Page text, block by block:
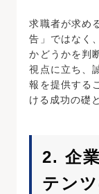
求職者が求め
告」ではなく
かどうかを判
視点に立ち、
報を提供する
ける成功の礎
2. 企
テン